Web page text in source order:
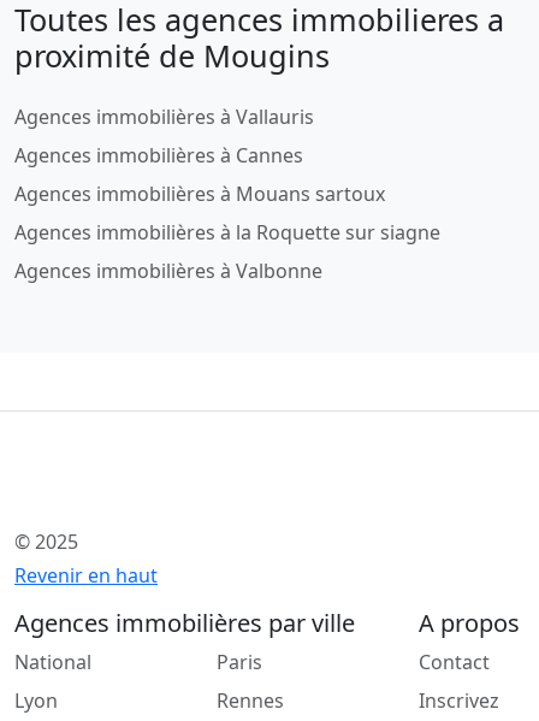
Toutes les agences immobilieres a
proximité de Mougins
Agences immobilières à Vallauris
Agences immobilières à Cannes
Agences immobilières à Mouans sartoux
Agences immobilières à la Roquette sur siagne
Agences immobilières à Valbonne
© 2025
Revenir en haut
Agences immobilières par ville
National
Lyon
Paris
Rennes
A propos
Contact
Inscrivez